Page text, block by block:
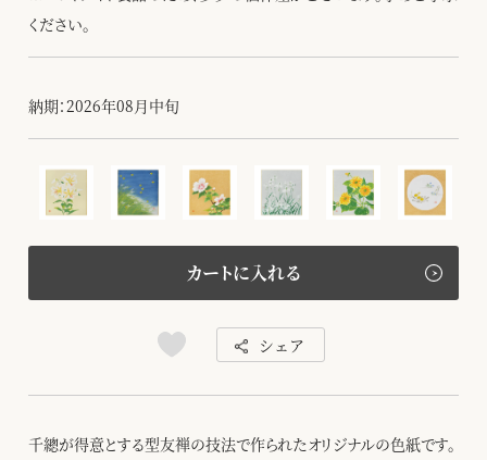
ください。
納期：2026年08月中旬
カートに入れる
シェア
千總が得意とする型友禅の技法で作られたオリジナルの色紙です。